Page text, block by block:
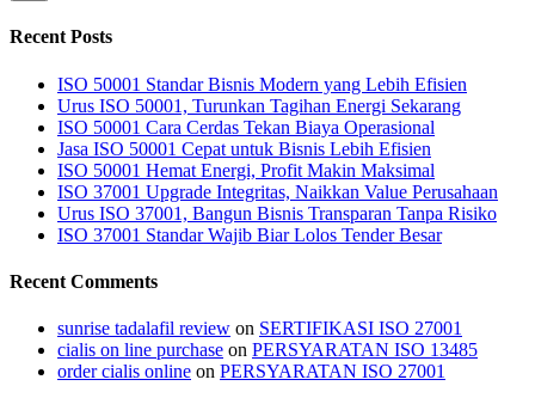
Recent Posts
ISO 50001 Standar Bisnis Modern yang Lebih Efisien
Urus ISO 50001, Turunkan Tagihan Energi Sekarang
ISO 50001 Cara Cerdas Tekan Biaya Operasional
Jasa ISO 50001 Cepat untuk Bisnis Lebih Efisien
ISO 50001 Hemat Energi, Profit Makin Maksimal
ISO 37001 Upgrade Integritas, Naikkan Value Perusahaan
Urus ISO 37001, Bangun Bisnis Transparan Tanpa Risiko
ISO 37001 Standar Wajib Biar Lolos Tender Besar
Recent Comments
sunrise tadalafil review on SERTIFIKASI ISO 27001
cialis on line purchase on PERSYARATAN ISO 13485
order cialis online on PERSYARATAN ISO 27001